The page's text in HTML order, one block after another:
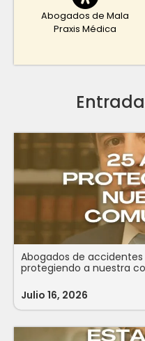
Abogados de Mala
Praxis Médica
Abogados de
protegiendo a nuestra
Julio 16, 2026